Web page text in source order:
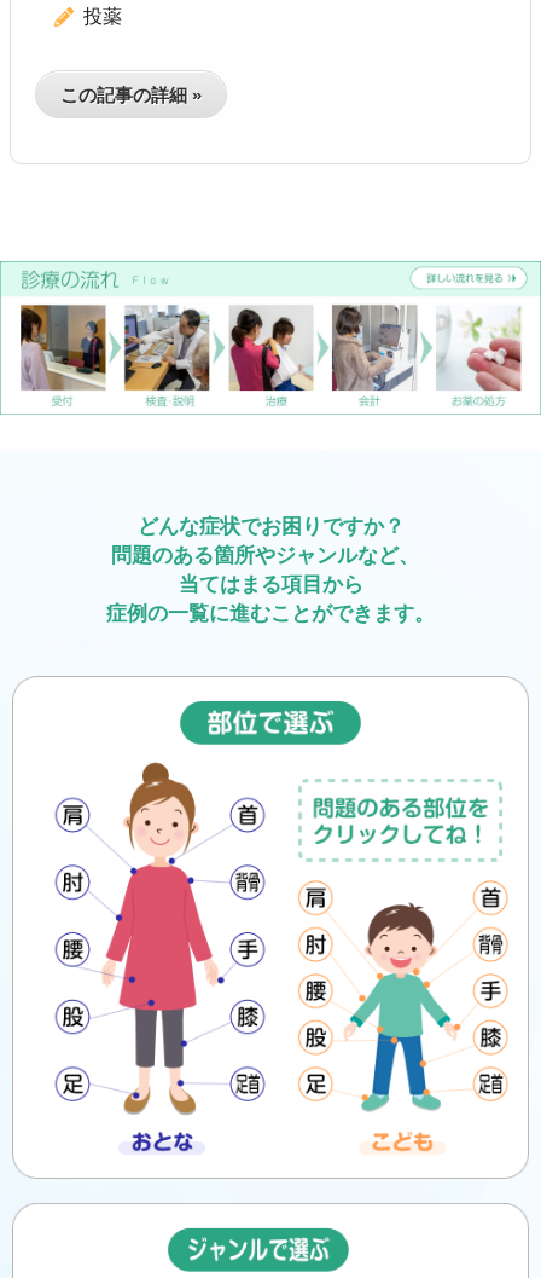
投薬
この記事の詳細 »
どんな症状でお困りですか？
問題のある箇所やジャンルなど、
当てはまる項目から
症例の一覧に進むことができます。